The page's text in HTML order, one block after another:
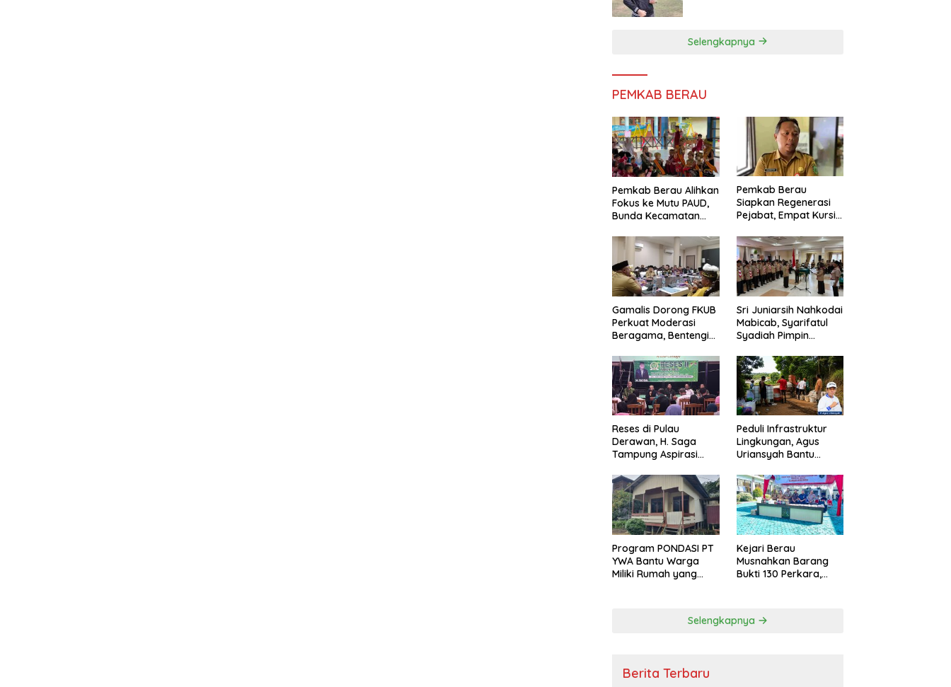
Selengkapnya
PEMKAB BERAU
Pemkab Berau Alihkan
Fokus ke Mutu PAUD,
Bunda Kecamatan
Pengawasan
Pemkab Berau
Siapkan Regenerasi
Pejabat, Empat Kursi
Diisi
Gamalis Dorong FKUB
Perkuat Moderasi
Beragama, Bentengi
Pemecah Persatuan
Sri Juniarsih Nahkodai
Mabicab, Syarifatul
Syadiah Pimpin
Berau 2026–2031
Reses di Pulau
Derawan, H. Saga
Tampung Aspirasi
Masyarakat Bijak
Sikapi Efisiensi
Anggaran
Peduli Infrastruktur
Lingkungan, Agus
Uriansyah Bantu
Jalan di Gang Angsa
Program PONDASI PT
YWA Bantu Warga
Miliki Rumah yang
Kejari Berau
Musnahkan Barang
Bukti 130 Perkara,
Selengkapnya
Berita Terbaru